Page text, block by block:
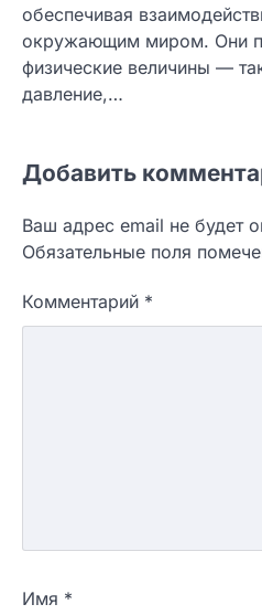
обеспечивая
окружающим миром. Они
физические величины —
давление,…
Добавить
Ваш адрес email не будет
Обязательные поля
Комментарий *
Имя *